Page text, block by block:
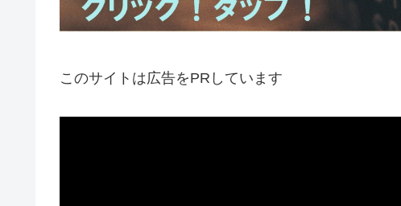
このサイトは広告をPRしています